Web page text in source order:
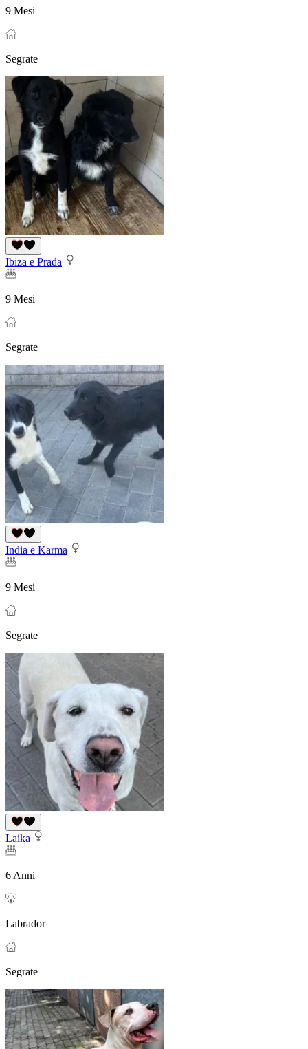
9 Mesi
Segrate
Ibiza e Prada
9 Mesi
Segrate
India e Karma
9 Mesi
Segrate
Laika
6 Anni
Labrador
Segrate